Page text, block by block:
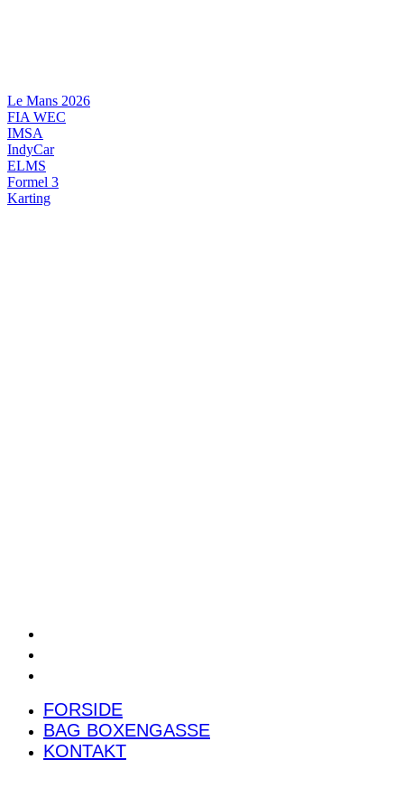
Le Mans 2026
FIA WEC
IMSA
IndyCar
ELMS
Formel 3
Karting
FORSIDE
BAG BOXENGASSE
KONTAKT